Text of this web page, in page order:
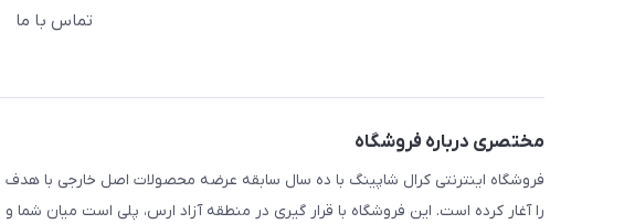
تماس با ما
مختصری درباره فروشگاه
فروشگاه اینترنتی کرال شاپینگ با ده سال سابقه عرضه محصولات اصل خارجی با
را آغار کرده است. این فروشگاه با قرار گیری در منطقه آزاد ارس، پلی است میان